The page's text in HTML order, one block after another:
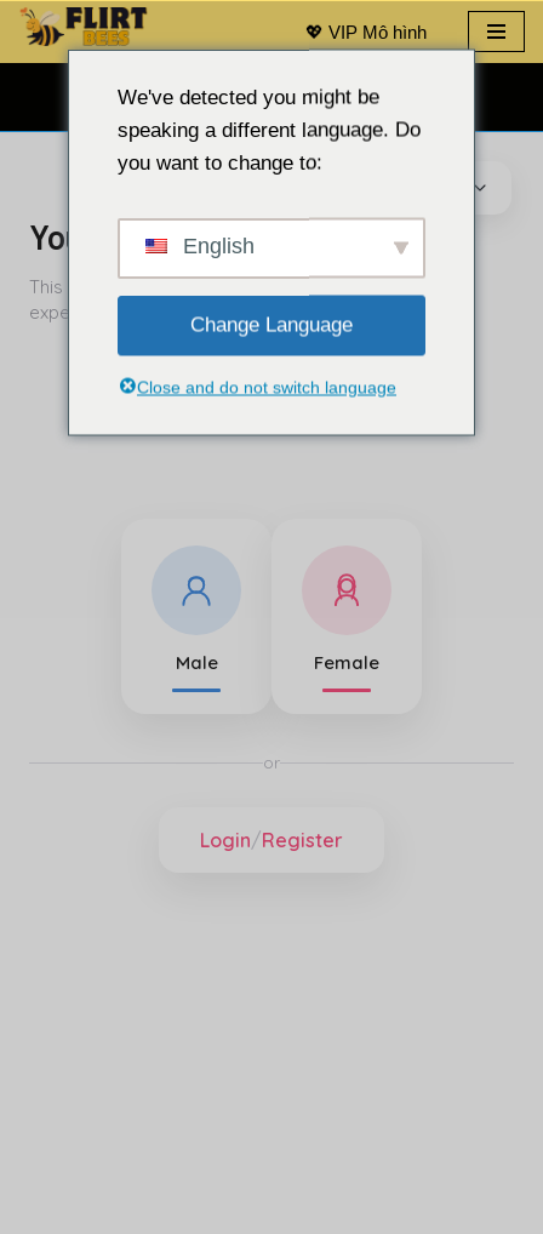
Bỏ
💖 VIP Mô hình
TRÒ CHUYỆN QUA WEBCAM MIỄN PHÍ 👉
We've detected you might be
speaking a different language. Do
you want to change to:
English
Change Language
Close and do not switch language